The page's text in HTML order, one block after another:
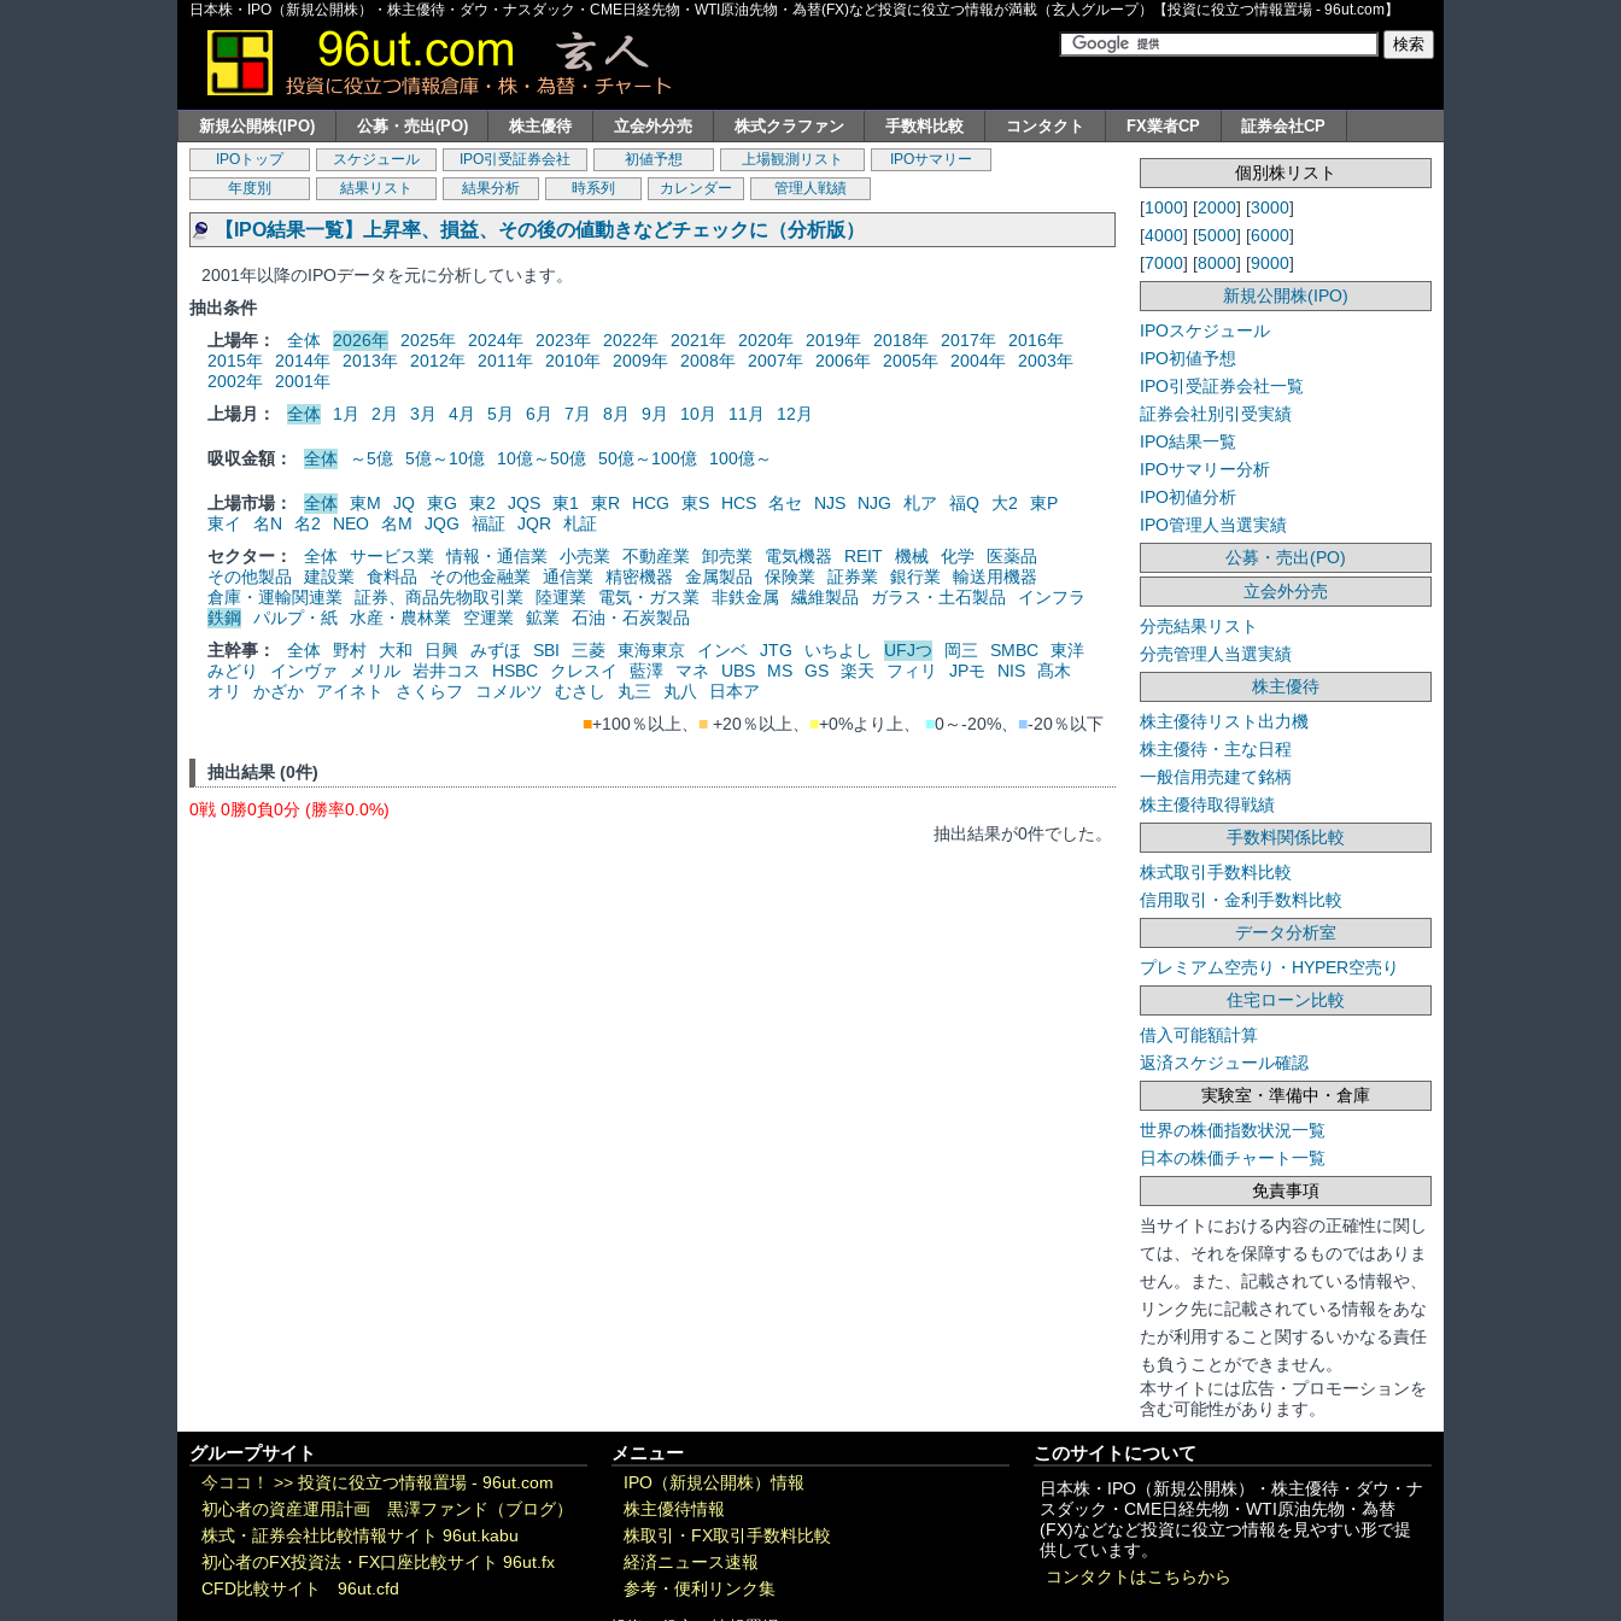
日本株・IPO（新規公開株）・株主優待・ダウ・ナスダック・CME日経先物・WTI原油先物・為替(FX)など投資に役立つ情報が満載（玄人グループ）【投資に役立つ情報置場 - 96ut.com】
新規公開株(IPO) 公募・売出(PO) 株主優待 立会外分売 株式クラファン 手数料比較 コンタクト FX業者CP 証券会社CP
IPOトップ スケジュール IPO引受証券会社 初値予想 上場観測リスト
IPOサマリー
年度別
結果リスト 結果分析 時系列 カレンダー 管理人戦績
【IPO結果一覧】上昇率、損益、その後の値動きなどチェックに（分析版）
2001年以降のIPOデータを元に分析しています。
抽出条件
上場年：
全体 2026年 2025年 2024年 2023年 2022年 2021年 2020年 2019年 2018年 2017年
2016年
2015年
2014年 2013年 2012年 2011年 2010年 2009年 2008年 2007年 2006年 2005年 2004年
2003年
2002年
2001年
上場月：
全体 1月 2月 3月 4月 5月 6月 7月 8月 9月 10月 11月 12月
吸収金額： 全体 ～5億 5億～10億 10億～50億 50億～100億 100億～
上場市場： 全体 東M JQ 東G 東2 JQS 東1 東R HCG 東S HCS 名セ NJS NJG 札ア 福Q 大2
東P
東イ
名N 名2 NEO 名M JQG 福証 JQR
札証
セクター：
全体 サービス業 情報・通信業 小売業 不動産業 卸売業 電気機器 REIT 機械 化学
医薬品
その他製品
建設業 食料品 その他金融業 通信業 精密機器 金属製品 保険業 証券業 銀行業
輸送用機器
倉庫・運輸関連業
証券、商品先物取引業 陸運業 電気・ガス業 非鉄金属 繊維製品 ガラス・土石製品
インフラ
鉄鋼
パルプ・紙 水産・農林業 空運業 鉱業
石油・石炭製品
主幹事：
全体 野村 大和 日興 みずほ SBI 三菱 東海東京 インベ JTG いちよし UFJつ 岡三 SMBC
東洋
みどり
インヴァ メリル 岩井コス HSBC クレスイ 藍澤 マネ UBS MS GS 楽天 フィリ JPモ NIS
髙木
オリ
かざか アイネト さくらフ コメルツ むさし 丸三 丸八
日本ア
■+100％以上、 ■+20％以上、 ■+0%より上、 ■0～-20%、 ■-20％以下
抽出結果 (0件)
0戦 0勝0負0分 (勝率0.0%)
抽出結果が0件でした。
個別株リスト
[1000] [2000] [3000]
[4000] [5000] [6000]
[7000] [8000] [9000]
新規公開株(IPO)
IPOスケジュール
IPO初値予想
IPO引受証券会社一覧
証券会社別引受実績
IPO結果一覧
IPOサマリー分析
IPO初値分析
IPO管理人当選実績
公募・売出(PO)
立会外分売
分売結果リスト
分売管理人当選実績
株主優待
株主優待リスト出力機
株主優待・主な日程
一般信用売建て銘柄
株主優待取得戦績
手数料関係比較
株式取引手数料比較
信用取引・金利手数料比較
データ分析室
プレミアム空売り・HYPER空売り
住宅ローン比較
借入可能額計算
返済スケジュール確認
実験室・準備中・倉庫
世界の株価指数状況一覧
日本の株価チャート一覧
免責事項
当サイトにおける内容の正確性に関し
ては、それを保障するものではありま
せん。また、記載されている情報や、
リンク先に記載されている情報をあな
たが利用すること関するいかなる責任
も負うことができません。
本サイトには広告・プロモーションを
含む可能性があります。
グループサイト
今ココ！ >> 投資に役立つ情報置場 - 96ut.com
初心者の資産運用計画 黒澤ファンド（ブログ）
株式・証券会社比較情報サイト 96ut.kabu
初心者のFX投資法・FX口座比較サイト 96ut.fx
CFD比較サイト 96ut.cfd
メニュー
IPO（新規公開株）情報
株主優待情報
株取引・FX取引手数料比較
経済ニュース速報
参考・便利リンク集
このサイトについて
日本株・IPO（新規公開株）・株主優待・ダウ・ナ
スダック・CME日経先物・WTI原油先物・為替
(FX)などなど投資に役立つ情報を見やすい形で提
供しています。
コンタクトはこちらから